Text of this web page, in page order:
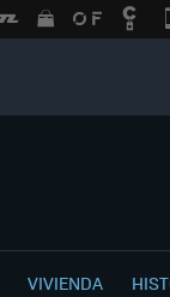
VIVIENDA